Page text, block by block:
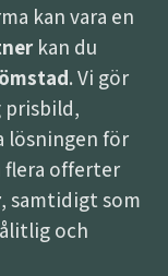
kan vara en
kan du
. Vi gör
lösningen för
offerter
, samtidigt som
och